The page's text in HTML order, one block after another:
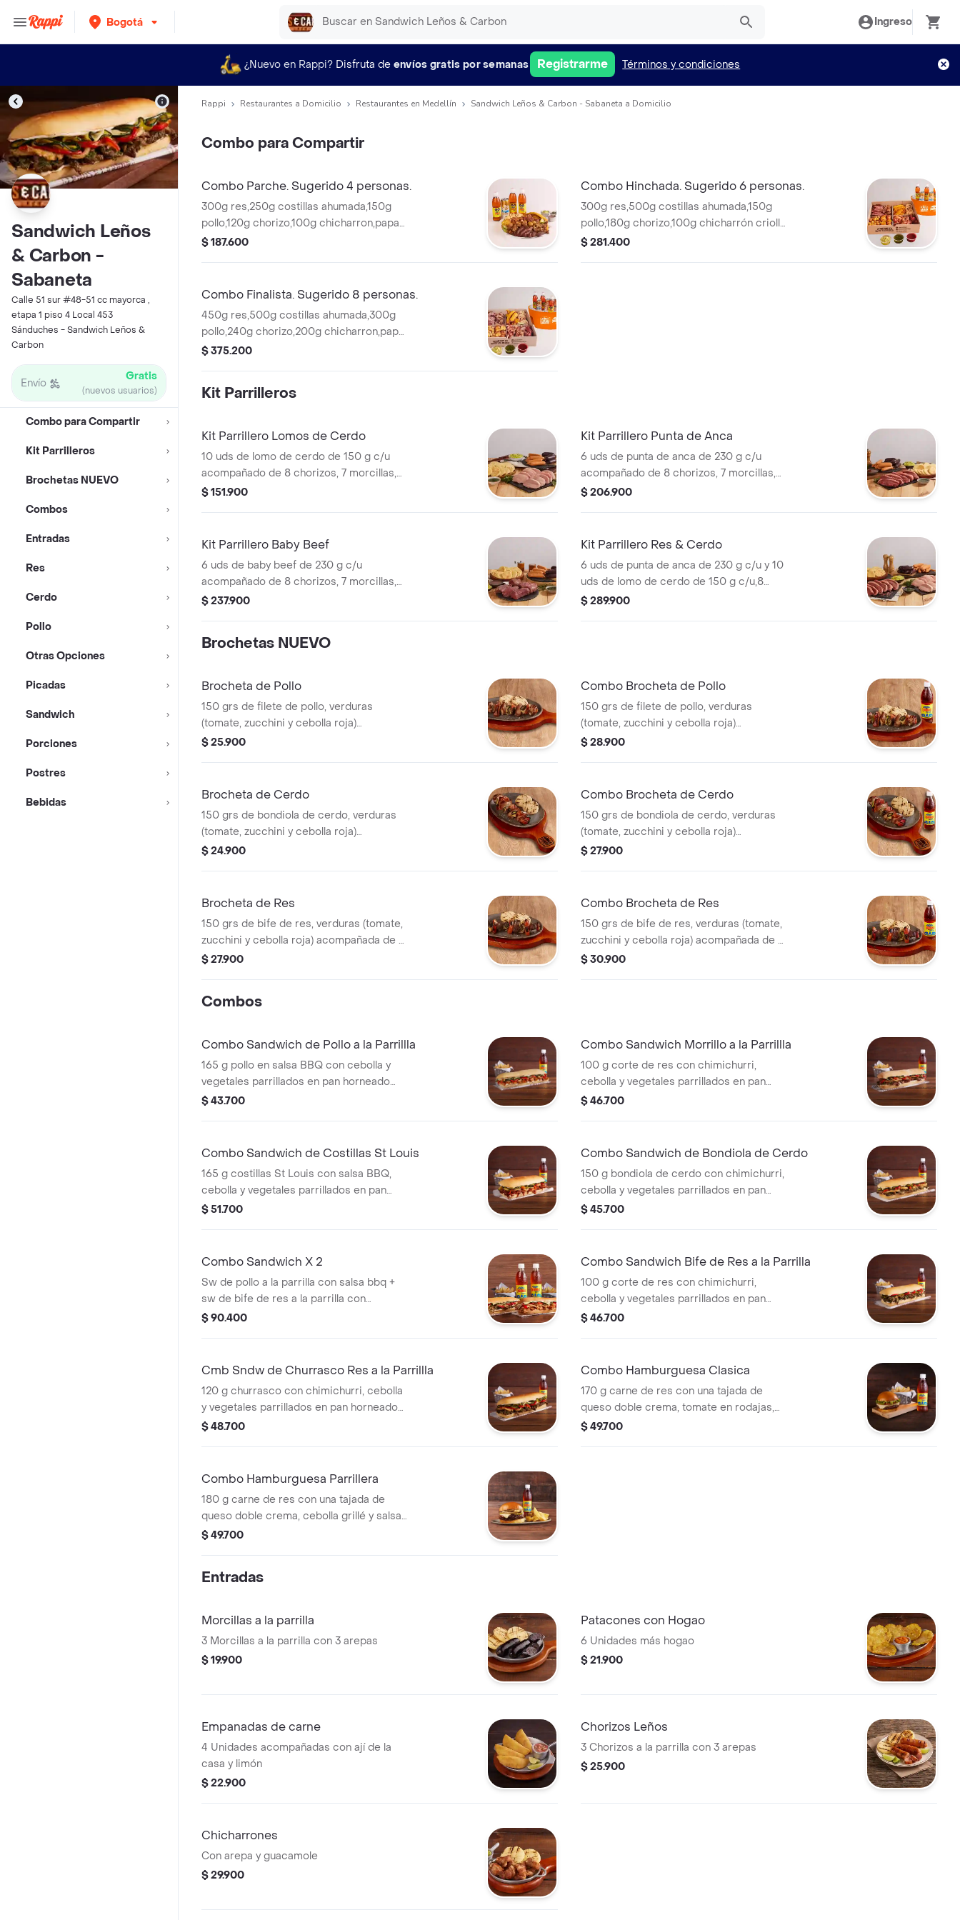
Bogotá Ingreso
¿Nuevo en Rappi? Disfruta de envíos gratis por semanas Registrarme Términos y condiciones
Sandwich Leños
& Carbon -
Sabaneta
Calle 51 sur #48-51 cc mayorca ,
etapa 1 piso 4 Local 453
Sánduches - Sandwich Leños &
Carbon
Envío Gratis
(nuevos usuarios)
Combo para Compartir
Kit Parrilleros
Brochetas NUEVO
Combos
Entradas
Res
Cerdo
Pollo
Otras Opciones
Picadas
Sandwich
Porciones
Postres
Bebidas
Rappi Restaurantes a Domicilio Restaurantes en Medellín Sandwich Leños & Carbon - Sabaneta a Domicilio
Combo para Compartir
Combo Parche. Sugerido 4 personas.
300g res,250g costillas ahumada,150g
pollo,120g chorizo,100g chicharron,papa
criolla,arepas,plátano maduro,mazorcas,3
$ 187.600
Combo Hinchada. Sugerido 6 personas.
300g res,500g costillas ahumada,150g
pollo,180g chorizo,100g chicharrón criolla,
arepas, plátano maduro,mazorcas,4
$ 281.400
Combo Finalista. Sugerido 8 personas.
450g res,500g costillas ahumada,300g
pollo,240g chorizo,200g chicharron,papa
criolla,arepas,plátano maduro,mazorcas,5
$ 375.200
Kit Parrilleros
Kit Parrillero Lomos de Cerdo
10 uds de lomo de cerdo de 150 g c/u
acompañado de 8 chorizos, 7 morcillas,
20 arepas, 160g chimichurri, 160g
$ 151.900
Kit Parrillero Punta de Anca
6 uds de punta de anca de 230 g c/u
acompañado de 8 chorizos, 7 morcillas,
20 arepas, 160g chimichurri, 160g
$ 206.900
Kit Parrillero Baby Beef
6 uds de baby beef de 230 g c/u
acompañado de 8 chorizos, 7 morcillas,
20 arepas, 160g chimichurri, 160g
$ 237.900
Kit Parrillero Res & Cerdo
6 uds de punta de anca de 230 g c/u y 10
uds de lomo de cerdo de 150 g c/u,8
chorizos,7 morcillas,20 arepas,
$ 289.900
Brochetas NUEVO
Brocheta de Pollo
150 grs de filete de pollo, verduras
(tomate, zucchini y cebolla roja)
acompañada de 2 und de arepa de maíz.
$ 25.900
Combo Brocheta de Pollo
150 grs de filete de pollo, verduras
(tomate, zucchini y cebolla roja)
acompañada de 2 und de arepa de maíz y
$ 28.900
Brocheta de Cerdo
150 grs de bondiola de cerdo, verduras
(tomate, zucchini y cebolla roja)
acompañada de 2 und de arepa de maíz.
$ 24.900
Combo Brocheta de Cerdo
150 grs de bondiola de cerdo, verduras
(tomate, zucchini y cebolla roja)
acompañada de 2 und de arepa de maíz y
$ 27.900
Brocheta de Res
150 grs de bife de res, verduras (tomate,
zucchini y cebolla roja) acompañada de 2
und de arepa de maíz.
$ 27.900
Combo Brocheta de Res
150 grs de bife de res, verduras (tomate,
zucchini y cebolla roja) acompañada de 2
und de arepa de maíz y bebida.
$ 30.900
Combos
Combo Sandwich de Pollo a la Parrillla
165 g pollo en salsa BBQ con cebolla y
vegetales parrillados en pan horneado
acompañado de una porción de papas y
$ 43.700
Combo Sandwich Morrillo a la Parrillla
100 g corte de res con chimichurri,
cebolla y vegetales parrillados en pan
horneado acompañado de una porción de
$ 46.700
Combo Sandwich de Costillas St Louis
165 g costillas St Louis con salsa BBQ,
cebolla y vegetales parrillados en pan
horneado acompañado de una porción de
$ 51.700
Combo Sandwich de Bondiola de Cerdo
150 g bondiola de cerdo con chimichurri,
cebolla y vegetales parrillados en pan
horneado acompañado de una porción de
$ 45.700
Combo Sandwich X 2
Sw de pollo a la parrilla con salsa bbq +
sw de bife de res a la parrilla con
chimichurri + 2 porciones de papa casco
$ 90.400
Combo Sandwich Bife de Res a la Parrilla
100 g corte de res con chimichurri,
cebolla y vegetales parrillados en pan
horneado acompañado de una porción de
$ 46.700
Cmb Sndw de Churrasco Res a la Parrillla
120 g churrasco con chimichurri, cebolla
y vegetales parrillados en pan horneado
acompañado de una porción de papas y
$ 48.700
Combo Hamburguesa Clasica
170 g carne de res con una tajada de
queso doble crema, tomate en rodajas,
cebolla en rodajas, lechuga y salsa BBQ
$ 49.700
Combo Hamburguesa Parrillera
180 g carne de res con una tajada de
queso doble crema, cebolla grillé y salsa
BBQ en pan brioche acompañado de una
$ 49.700
Entradas
Morcillas a la parrilla
3 Morcillas a la parrilla con 3 arepas
$ 19.900
Patacones con Hogao
6 Unidades más hogao
$ 21.900
Empanadas de carne
4 Unidades acompañadas con ají de la
casa y limón
$ 22.900
Chorizos Leños
3 Chorizos a la parrilla con 3 arepas
$ 25.900
Chicharrones
Con arepa y guacamole
$ 29.900